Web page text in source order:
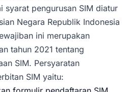
syarat pengurusan SIM diatur
Negara Republik Indonesia
ini merupakan
tahun 2021 tentang
SIM. Persyaratan
SIM yaitu: